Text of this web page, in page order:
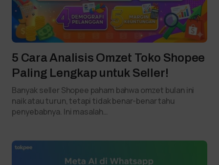
5 Cara Analisis Omzet Toko Shopee
Paling Lengkap untuk Seller!
Banyak seller Shopee paham bahwa omzet bulan ini
naik atau turun, tetapi tidak benar-benar tahu
penyebabnya. Ini masalah…